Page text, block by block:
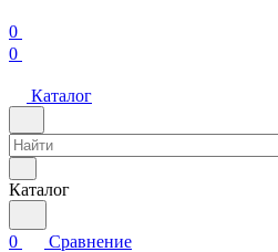
0
0
Каталог
Каталог
0
Сравнение